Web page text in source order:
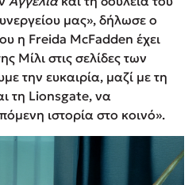
μας», δήλωσε ο
η Freida McFadden έχει
Μίλι στις σελίδες των
την ευκαιρία, μαζί με τη
τη Lionsgate, να
ιστορία στο κοινό».